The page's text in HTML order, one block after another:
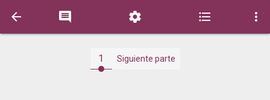
    
1 Siguiente parte